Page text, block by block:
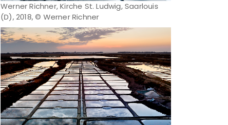
Werner Richner, Kirche St. Ludwig, Saarlouis
(D), 2018, © Werner Richner